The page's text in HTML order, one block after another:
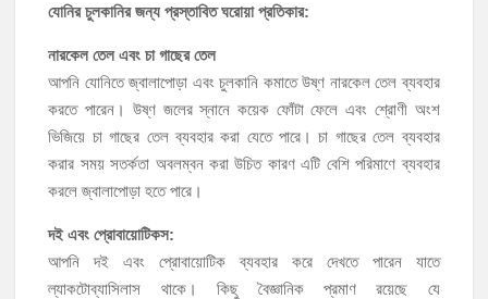
যোনির চুলকানির জন্য প্রস্তাবিত ঘরোয়া প্রতিকার:
নারকেল তেল এবং চা গাছের তেল
আপনি যোনিতে জ্বালাপোড়া এবং চুলকানি কমাতে উষ্ণ নারকেল তেল ব্যবহার
করতে পারেন। উষ্ণ জলের স্নানে কয়েক ফোঁটা ফেলে এবং শ্রোণী অংশ
ভিজিয়ে চা গাছের তেল ব্যবহার করা যেতে পারে। চা গাছের তেল ব্যবহার
করার সময় সতর্কতা অবলম্বন করা উচিত কারণ এটি বেশি পরিমাণে ব্যবহার
করলে জ্বালাপোড়া হতে পারে।
দই এবং প্রোবায়োটিকস:
আপনি দই এবং প্রোবায়োটিক ব্যবহার করে দেখতে পারেন যাতে
ল্যাকটোব্যাসিলাস থাকে। কিছু বৈজ্ঞানিক প্রমাণ রয়েছে যে